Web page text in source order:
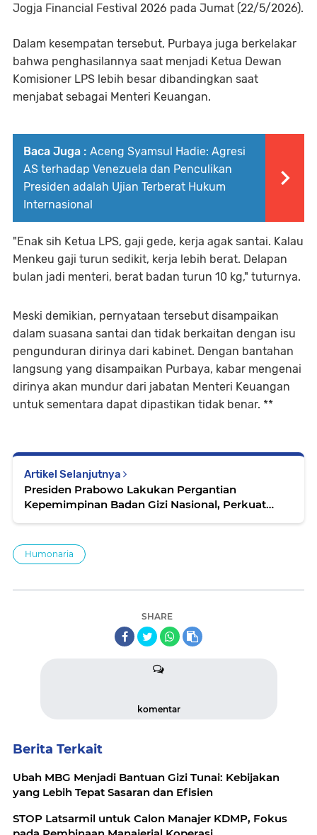
Jogja Financial Festival 2026 pada Jumat (22/5/2026).
Dalam kesempatan tersebut, Purbaya juga berkelakar
bahwa penghasilannya saat menjadi Ketua Dewan
Komisioner LPS lebih besar dibandingkan saat
menjabat sebagai Menteri Keuangan.
Baca Juga : Aceng Syamsul Hadie: Agresi
AS terhadap Venezuela dan Penculikan
Presiden adalah Ujian Terberat Hukum
Internasional
"Enak sih Ketua LPS, gaji gede, kerja agak santai. Kalau
Menkeu gaji turun sedikit, kerja lebih berat. Delapan
bulan jadi menteri, berat badan turun 10 kg," tuturnya.
Meski demikian, pernyataan tersebut disampaikan
dalam suasana santai dan tidak berkaitan dengan isu
pengunduran dirinya dari kabinet. Dengan bantahan
langsung yang disampaikan Purbaya, kabar mengenai
dirinya akan mundur dari jabatan Menteri Keuangan
untuk sementara dapat dipastikan tidak benar. **
Artikel Selanjutnya
Presiden Prabowo Lakukan Pergantian
Kepemimpinan Badan Gizi Nasional, Perkuat
Humonaria
SHARE
komentar
Berita Terkait
Ubah MBG Menjadi Bantuan Gizi Tunai: Kebijakan
yang Lebih Tepat Sasaran dan Efisien
STOP Latsarmil untuk Calon Manajer KDMP, Fokus